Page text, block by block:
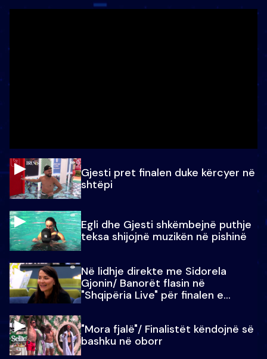
Gjesti pret finalen duke kërcyer në
shtëpi
Egli dhe Gjesti shkëmbejnë puthje
teksa shijojnë muzikën në pishinë
Në lidhje direkte me Sidorela
Gjonin/ Banorët flasin në
"Shqipëria Live" për finalen e
"Mora fjalë"/ Finalistët këndojnë së
bashku në oborr